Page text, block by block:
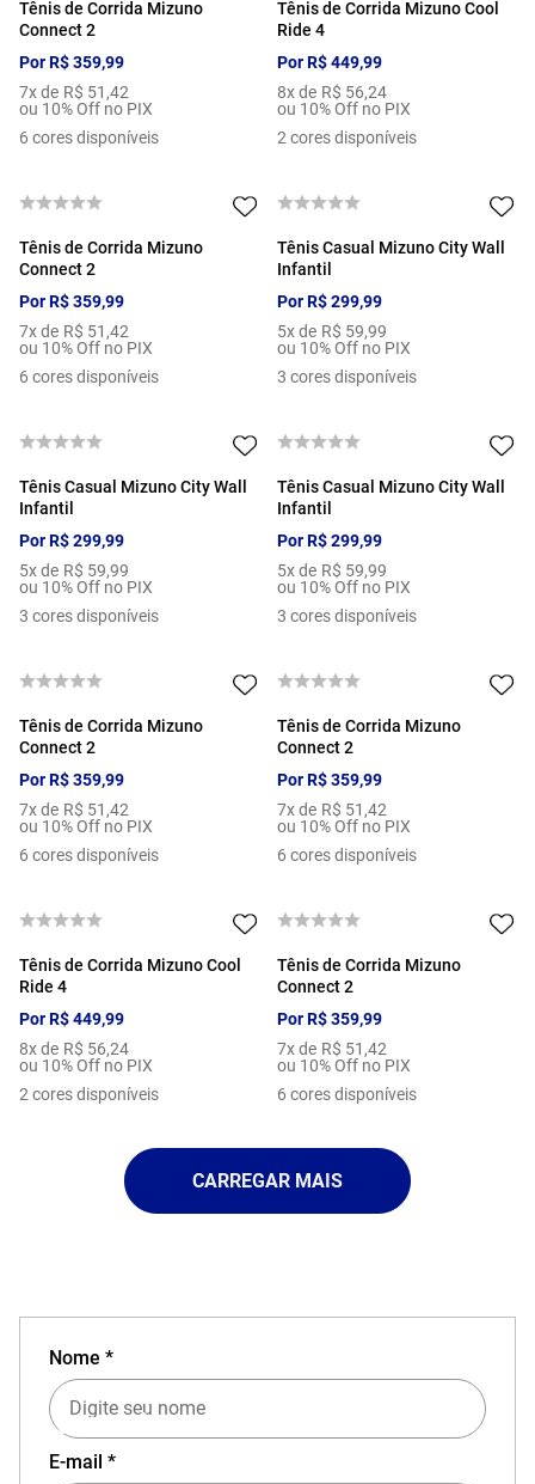
Tênis de Corrida Mizuno
Connect 2
PorR$359,99
7x de R$ 51 ,42
ou 10% Off no PIX
6 cores disponíveis
Tênis de Corrida Mizuno Cool
Ride 4
PorR$ 449,99
8x de R$ 56,24
ou 10% Off no PIX
2 cores disponíveis
Tênis de Corrida Mizuno
Connect 2
PorR$359,99
7x de R$ 51 ,42
ou 10% Off no PIX
6 cores disponíveis
Tênis Casual Mizuno City Wall
Infantil
PorR$ 299,99
5x de R$ 59,99
ou 10% Off no PIX
3 cores disponíveis
Tênis Casual Mizuno City Wall
Infantil
PorR$299,99
5x de R$ 59,99
ou 10% Off no PIX
3 cores disponíveis
Tênis Casual Mizuno City Wall
Infantil
PorR$ 299,99
5x de R$ 59,99
ou 10% Off no PIX
3 cores disponíveis
Tênis de Corrida Mizuno
Connect 2
PorR$359,99
7x de R$ 51 ,42
ou 10% Off no PIX
6 cores disponíveis
Tênis de Corrida Mizuno
Connect 2
PorR$ 359,99
7x de R$ 51 ,42
ou 10% Off no PIX
6 cores disponíveis
Tênis de Corrida Mizuno Cool
Ride 4
PorR$449,99
8x de R$ 56,24
ou 10% Off no PIX
2 cores disponíveis
Tênis de Corrida Mizuno
Connect 2
PorR$ 359,99
7x de R$ 51 ,42
ou 10% Off no PIX
6 cores disponíveis
EXPERIÊNCIA MIZUNO NO APP
Nome *
E-mail *